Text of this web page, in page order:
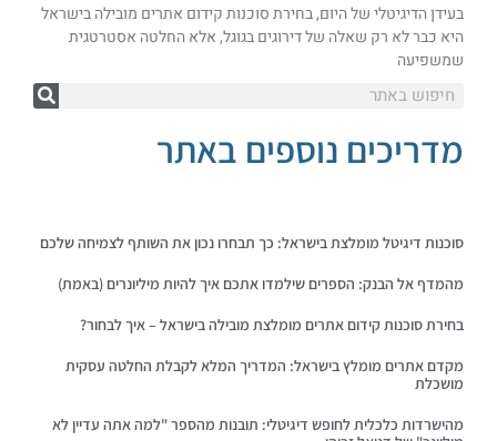
בעידן הדיגיטלי של היום, בחירת סוכנות קידום אתרים מובילה בישראל
היא כבר לא רק שאלה של דירוגים בגוגל, אלא החלטה אסטרטגית
שמשפיעה
מדריכים נוספים באתר
סוכנות דיגיטל מומלצת בישראל: כך תבחרו נכון את השותף לצמיחה שלכם
מהמדף אל הבנק: הספרים שילמדו אתכם איך להיות מיליונרים (באמת)
בחירת סוכנות קידום אתרים מומלצת מובילה בישראל – איך לבחור?
מקדם אתרים מומלץ בישראל: המדריך המלא לקבלת החלטה עסקית
מושכלת
מהישרדות כלכלית לחופש דיגיטלי: תובנות מהספר "למה אתה עדיין לא